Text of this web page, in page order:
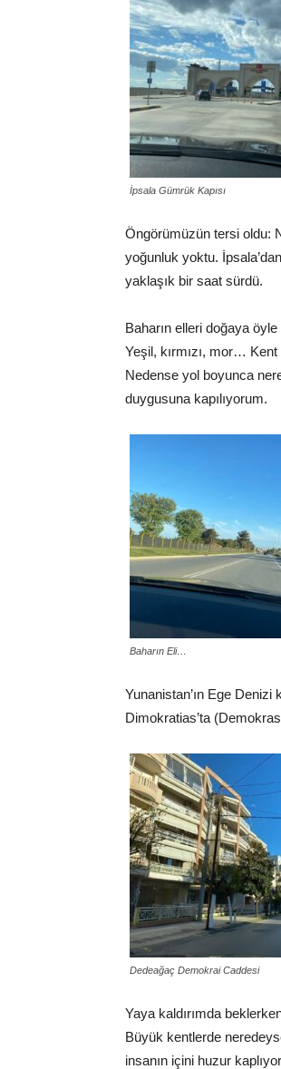
İpsala Gümrük Kapısı
Öngörümüzün tersi oldu:
yoğunluk yoktu.
yaklaşık bir saat sürdü.
Baharın elleri doğaya
Yeşil, kırmızı, mor…
Nedense yol boyunca
duygusuna kapılıyorum.
Baharın Eli…
Yunanistan’ın Ege
Dimokratias’ta
Dedeağaç Demokrai Caddesi
Yaya kaldırımda
Büyük kentlerde
insanın içini huzur